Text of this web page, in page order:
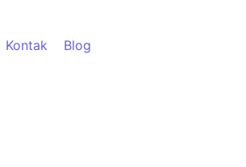
Kontak Blog